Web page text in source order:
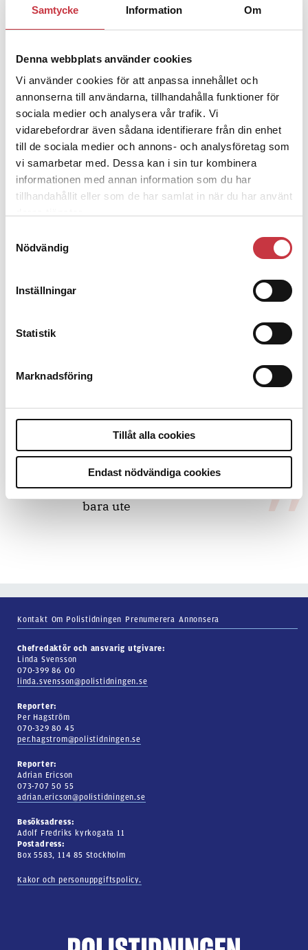
Samtycke Information Om
Denna webbplats använder cookies
Vi använder cookies för att anpassa innehållet och
annonserna till användarna, tillhandahålla funktioner för
sociala medier och analysera vår trafik. Vi
vidarebefordrar även sådana identifierare från din enhet
till de sociala medier och annons- och analysföretag som
vi samarbetar med. Dessa kan i sin tur kombinera
informationen med annan information som du har
tillhandahållit eller som de har samlat in när du har använt
Nödvändig
Inställningar
Statistik
Marknadsföring
Tillåt alla cookies
Endast nödvändiga cookies
– nu ska han lära sig grunderna
4 juni 2026
Polisregionen erkänner fel: ”Kommer
att rättas till”
Debatt
9 juli 2026
Det är inte evidenskrav som
Debatt:Med för höga krav på evidens
kan polisen inte göra något alls
15 juni 2026
Mats Johansson:Poliser behövs inte
bara ute
Kontakt Om Polistidningen Prenumerera Annonsera
Chefredaktör och ansvarig utgivare:
Linda Svensson
070-399 86 00
linda.svensson@polistidningen.se
Reporter:
Per Hagström
070-329 80 45
per.hagstrom@polistidningen.se
Reporter:
Adrian Ericson
073-707 50 55
adrian.ericson@polistidningen.se
Besöksadress:
Adolf Fredriks kyrkogata 11
Postadress:
Box 5583, 114 85 Stockholm
Kakor och personuppgiftspolicy.